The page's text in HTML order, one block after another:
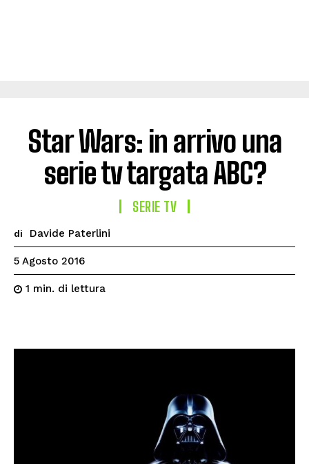
Star Wars: in arrivo una
serie tv targata ABC?
SERIE TV
di Davide Paterlini
5 Agosto 2016
1 min. di lettura